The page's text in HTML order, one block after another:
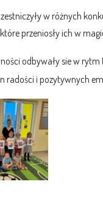
w różnych
przeniosły ich w
odbywały sie w
radości i pozytywnych